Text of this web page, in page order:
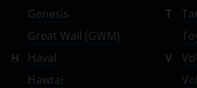
Genesis
Great Wall (GWM)
H
Haval
Hawtai
T
V